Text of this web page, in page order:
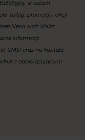
w celach
usług, promocji i akcji
Neno oraz Xblitz.
informacji
SMS) oraz na kontakt
z obowiązującymi